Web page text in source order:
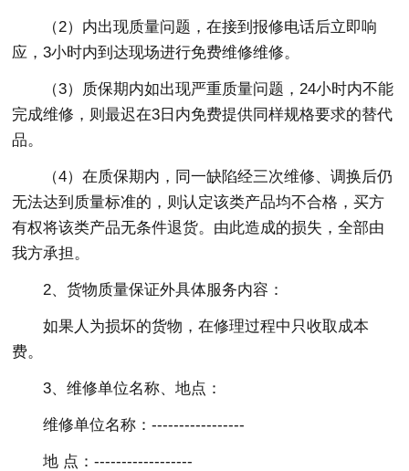
（2）内出现质量问题，在接到报修电话后立即响
应，3小时内到达现场进行免费维修维修。
（3）质保期内如出现严重质量问题，24小时内不能
完成维修，则最迟在3日内免费提供同样规格要求的替代
品。
（4）在质保期内，同一缺陷经三次维修、调换后仍
无法达到质量标准的，则认定该类产品均不合格，买方
有权将该类产品无条件退货。由此造成的损失，全部由
我方承担。
2、货物质量保证外具体服务内容：
如果人为损坏的货物，在修理过程中只收取成本
费。
3、维修单位名称、地点：
维修单位名称：-----------------
地 点：------------------